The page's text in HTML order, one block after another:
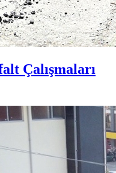
Çalışmaları